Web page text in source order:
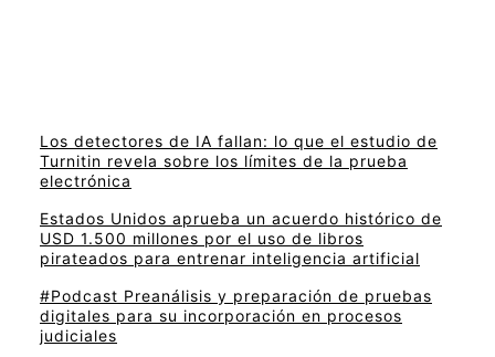
Los detectores de IA fallan: lo que el estudio de
Turnitin revela sobre los límites de la prueba
electrónica
Estados Unidos aprueba un acuerdo histórico de
USD 1.500 millones por el uso de libros
pirateados para entrenar inteligencia artificial
#Podcast Preanálisis y preparación de pruebas
digitales para su incorporación en procesos
judiciales